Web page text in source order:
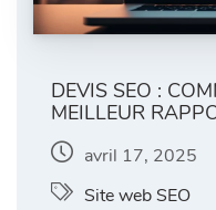
DEVIS SEO :
MEILLEUR
avril 17, 2025
Site web SEO